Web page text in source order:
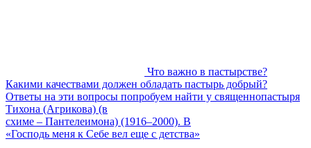
Что важно в пастырстве?
Какими качествами должен обладать пастырь добрый?
Ответы на эти вопросы попробуем найти у священнопастыря
Тихона (Агрикова) (в
схиме – Пантелеимона) (1916–2000). В
«Господь меня к Себе вел еще с детства»